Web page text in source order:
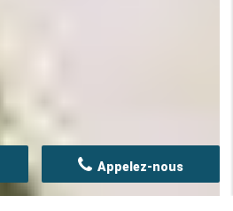
Appelez-nous